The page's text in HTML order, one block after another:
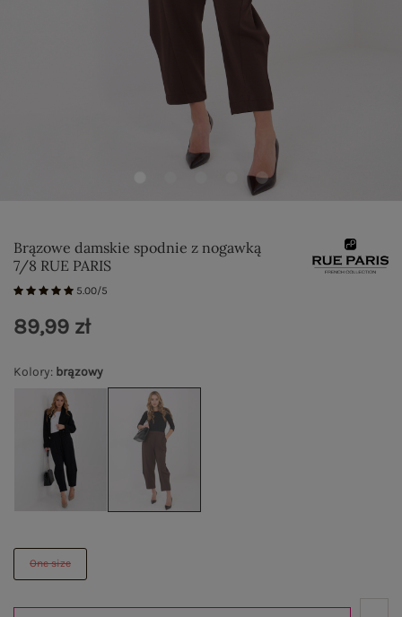
Brązowe damskie spodnie z nogawką
7/8 RUE PARIS
5.00/5
Kolory: brązowy
One size
89,99 zł